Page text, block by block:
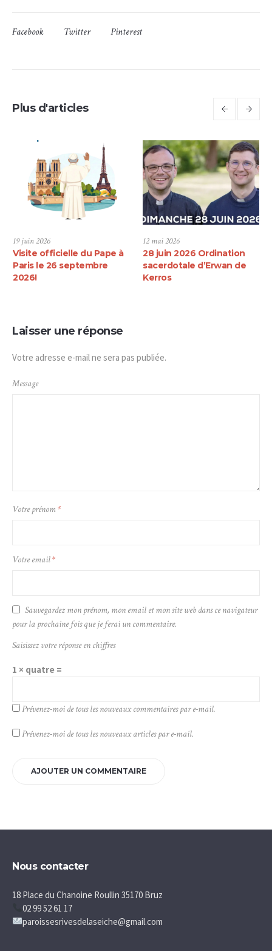
Facebook Twitter Pinterest
Plus d'articles
19 juin 2026
Visite officielle du Pape à
Paris le 26 septembre
2026!
12 mai 2026
28 juin 2026 Ordination
sacerdotale d’Erwan de
Kerros
Laisser une réponse
Votre adresse e-mail ne sera pas publiée.
Message
Votre prénom*
Votre email*
Sauvegardez mon prénom, mon email et mon site web dans ce navigateur
pour la prochaine fois que je ferai un commentaire.
Saisissez votre réponse en chiffres
1 × quatre =
Prévenez-moi de tous les nouveaux commentaires par e-mail.
Prévenez-moi de tous les nouveaux articles par e-mail.
Nous contacter
18 Place du Chanoine Roullin 35170 Bruz
02 99 52 61 17
paroissesrivesdelaseiche@gmail.com